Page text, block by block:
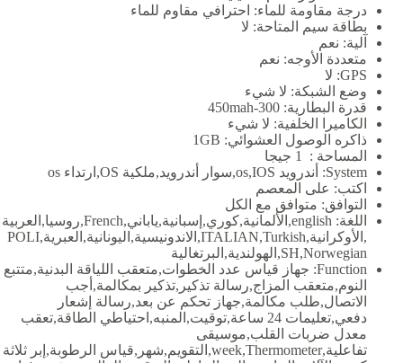
درجة مقاومة للماء: احترافي مقاوم للماء
بطاقة سيم المتاحة: لا
آلية: نعم
متعددة الأوجه: نعم
GPS: لا
وضع الشبكة: لا شيء
قدرة البطارية: 300-450mah
الكاميرا الخلفية: لا شيء
ذاكره الوصول العشوائي: 1GB
المساحة :
1 جيجا
System:
أندرويد os,IOS,سوار أندرويد,ملكية OS,ارتداء os
اكتب: على المعصم
التوافق: متوافق مع الكل
اللغة:
english,الألمانية,كوري,إسبانية,ياباني,French,روسيا,العربية
,الأوكرانية,ITALIAN,Turkish,الاندونيسية,اليونانية,العبرية,POLI
SH,Norwegian,الهولندية,البرتغالية
Function: جهاز قياس عدد الخطوات,متعقب اللياقة البدنية,متتبع
النوم,متعقب المزاج,رسالة تذكير,تذكير بمكالمة,أجب
الاتصال,طلب مكالمة,جهاز تحكم عن بعد,رسالة إشعار
دفعي,تعليمات 24 ساعة,توقيت,المنبه,احتياطي الطاقة,تعقب
معدل ضربات القلب,موسيقى
تفاعلية,week,Thermometer,التقويم,شهر,قياس الرطوبة,إبر ثلاثة